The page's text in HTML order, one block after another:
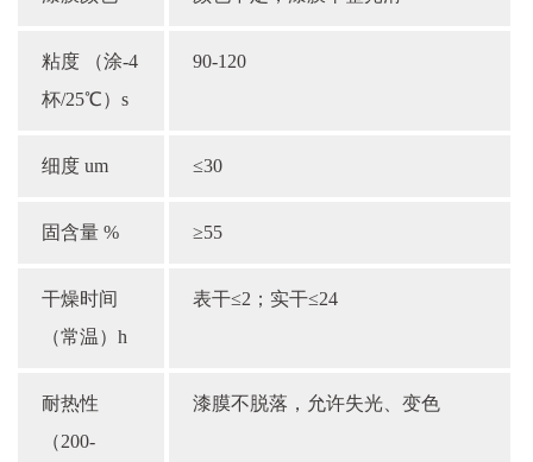
粘度 （涂-4
杯/25℃）s
90-120
细度 um ≤30
固含量 % ≥55
干燥时间
（常温）h
表干≤2；实干≤24
耐热性
（200-
漆膜不脱落，允许失光、变色